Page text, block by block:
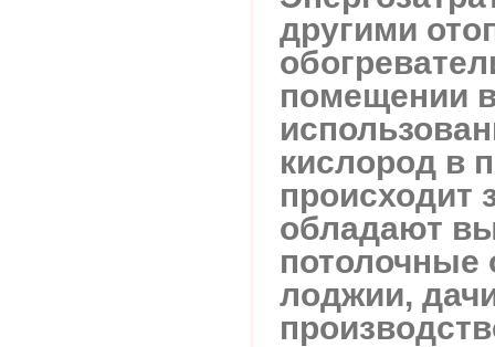
другими
помещении
кислород в
происходит
обладают
потолочные
лоджии,